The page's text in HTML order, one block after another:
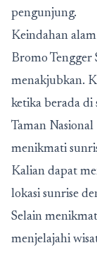
pengunjung.
Keindahan
Bromo Tengger
menakjubkan.
ketika berada
Taman
menikmati
Kalian dapat
lokasi sunrise
Selain
menjelajahi